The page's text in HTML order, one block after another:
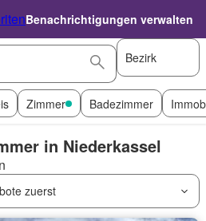
Benachrichtigungen verwalten
Bezirk
Zimmer Badezimmer
in Niederkassel
zuerst